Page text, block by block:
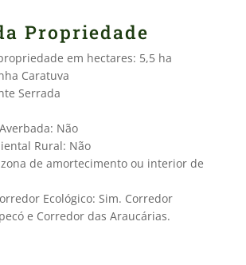
Propriedade
em hectares: 5,5 ha
Caratuva
Serrada
Não
Rural: Não
de amortecimento ou interior de
Ecológico: Sim. Corredor
e Corredor das Araucárias.